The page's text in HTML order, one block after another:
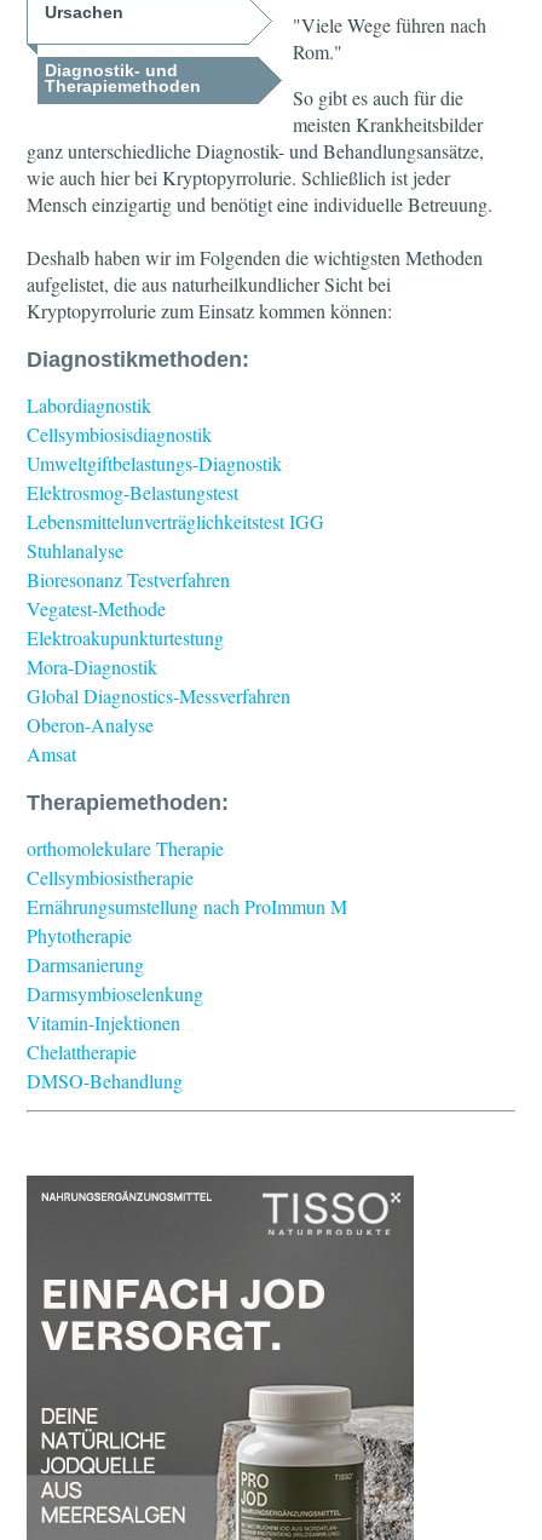
Ursachen
Diagnostik- und
Therapiemethoden
"Viele Wege führen nach
Rom."
So gibt es auch für die
meisten Krankheitsbilder
ganz unterschiedliche Diagnostik- und Behandlungsansätze,
wie auch hier bei Kryptopyrrolurie. Schließlich ist jeder
Mensch einzigartig und benötigt eine individuelle Betreuung.
Deshalb haben wir im Folgenden die wichtigsten Methoden
aufgelistet, die aus naturheilkundlicher Sicht bei
Kryptopyrrolurie zum Einsatz kommen können:
Diagnostikmethoden:
Labordiagnostik
Cellsymbiosisdiagnostik
Umweltgiftbelastungs-Diagnostik
Elektrosmog-Belastungstest
Lebensmittelunverträglichkeitstest IGG
Stuhlanalyse
Bioresonanz Testverfahren
Vegatest-Methode
Elektroakupunkturtestung
Mora-Diagnostik
Global Diagnostics-Messverfahren
Oberon-Analyse
Amsat
Therapiemethoden:
orthomolekulare Therapie
Cellsymbiosistherapie
Ernährungsumstellung nach ProImmun M
Phytotherapie
Darmsanierung
Darmsymbioselenkung
Vitamin-Injektionen
Chelattherapie
DMSO-Behandlung